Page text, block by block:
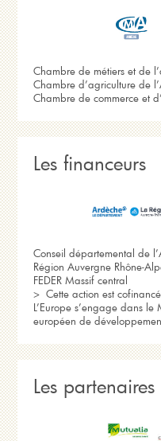
Chambre de métiers et de
Chambre d’agriculture de
Chambre de commerce et
Les financeurs
Conseil départemental de
Région Auvergne Rhône-
FEDER Massif central
> Cette action est
L’Europe s’engage dans
européen de
Les